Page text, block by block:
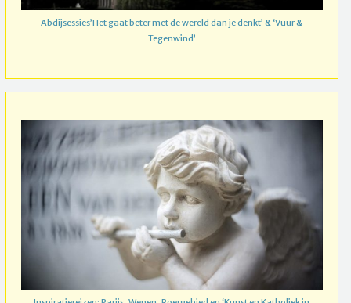
Abdijsessies’Het gaat beter met de wereld dan je denkt’ & ‘Vuur &
Tegenwind’